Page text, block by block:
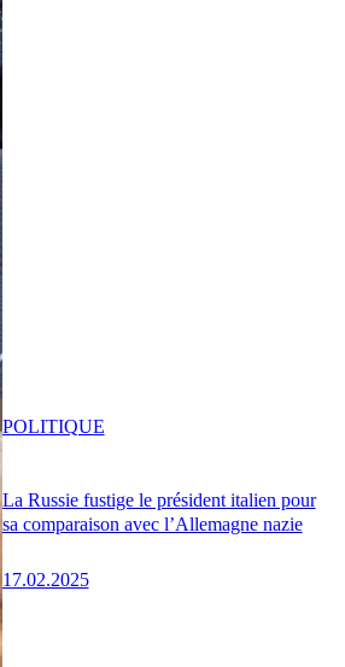
La Russie fustige le président italien pour
sa comparaison avec l’Allemagne nazie
17.02.2025
POLITIQUE